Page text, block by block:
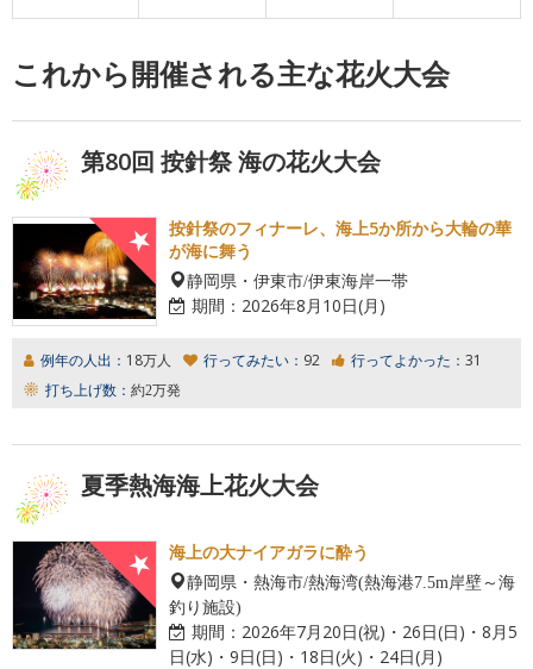
これから開催される主な花火大会
第80回 按針祭 海の花火大会
按針祭のフィナーレ、海上5か所から大輪の華
が海に舞う
静岡県・伊東市/伊東海岸一帯
期間： 2026年8月10日(月)
例年の人出： 18万人 行ってみたい： 92 行ってよかった： 31
打ち上げ数： 約2万発
夏季熱海海上花火大会
海上の大ナイアガラに酔う
静岡県・熱海市/熱海湾(熱海港7.5m岸壁～海
釣り施設)
期間： 2026年7月20日(祝)・26日(日)・8月5
日(水)・9日(日)・18日(火)・24日(月)